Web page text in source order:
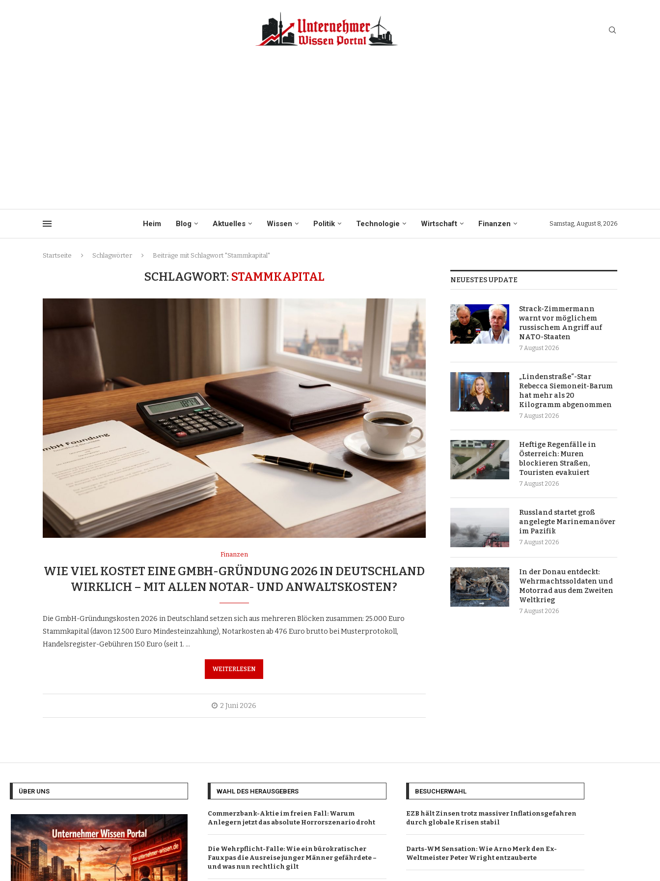
Heim Blog Aktuelles Wissen Politik Technologie Wirtschaft Finanzen Samstag, August 8, 2026
Startseite Schlagwörter Beiträge mit Schlagwort "Stammkapital"
SCHLAGWORT: STAMMKAPITAL
Finanzen
WIE VIEL KOSTET EINE GMBH-GRÜNDUNG 2026 IN DEUTSCHLAND
WIRKLICH – MIT ALLEN NOTAR- UND ANWALTSKOSTEN?
Die GmbH-Gründungskosten 2026 in Deutschland setzen sich aus mehreren Blöcken zusammen: 25.000 Euro
Stammkapital (davon 12.500 Euro Mindesteinzahlung), Notarkosten ab 476 Euro brutto bei Musterprotokoll,
Handelsregister-Gebühren 150 Euro (seit 1. …
WEITERLESEN
2 Juni 2026
NEUESTES UPDATE
Strack-Zimmermann
warnt vor möglichem
russischem Angriff auf
NATO-Staaten
7 August 2026
„Lindenstraße“-Star
Rebecca Siemoneit-Barum
hat mehr als 20
Kilogramm abgenommen
7 August 2026
Heftige Regenfälle in
Österreich: Muren
blockieren Straßen,
Touristen evakuiert
7 August 2026
Russland startet groß
angelegte Marinemanöver
im Pazifik
7 August 2026
In der Donau entdeckt:
Wehrmachtssoldaten und
Motorrad aus dem Zweiten
Weltkrieg
7 August 2026
ÜBER UNS WAHL DES HERAUSGEBERS
Commerzbank-Aktie im freien Fall: Warum
Anlegern jetzt das absolute Horrorszenario droht
Die Wehrpflicht-Falle: Wie ein bürokratischer
Fauxpas die Ausreise junger Männer gefährdete –
und was nun rechtlich gilt
BESUCHERWAHL
EZB hält Zinsen trotz massiver Inflationsgefahren
durch globale Krisen stabil
Darts-WM Sensation: Wie Arno Merk den Ex-
Weltmeister Peter Wright entzauberte